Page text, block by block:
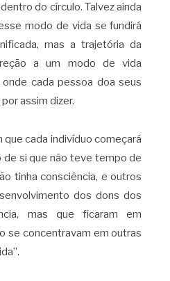
do círculo. Talvez ainda
modo de vida se fundirá
mas a trajetória da
a um modo de vida
cada pessoa doa seus
assim dizer.
cada indivíduo começará
si que não teve tempo de
tinha consciência, e outros
dos dons dos
mas que ficaram em
se concentravam em outras